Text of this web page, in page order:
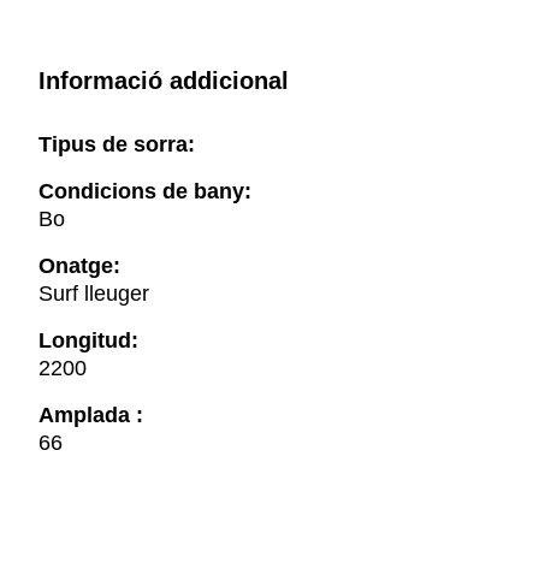
Informació addicional
Tipus de sorra:
Condicions de bany:
Bo
Onatge:
Surf lleuger
Longitud:
2200
Amplada :
66